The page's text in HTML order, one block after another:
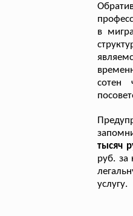
в
сотен
тысяч
руб. за
услугу.